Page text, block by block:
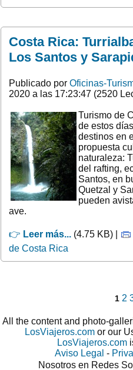
Costa Rica:
Los Santos y
Publicado por Oficinas-
2020 a las 17:23:47 (2520
Turismo de
de estos
destinos en
propuesta
naturaleza:
del rafting,
Santos, en
Quetzal y
pueden
ave.
👉 Leer más... (4.75 KB) |
de Costa Rica
1 2
All the content and photo-
LosViajeros.com or our
LosViajeros.com
Aviso Legal -
Nosotros en Redes